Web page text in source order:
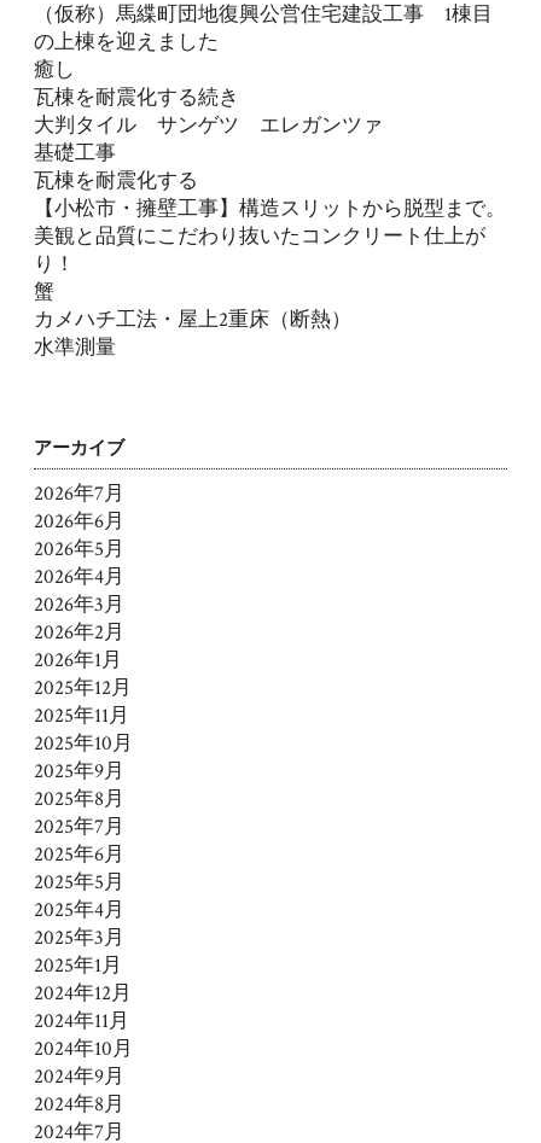
（仮称）馬緤町団地復興公営住宅建設工事 1棟目
の上棟を迎えました
癒し
瓦棟を耐震化する続き
大判タイル サンゲツ エレガンツァ
基礎工事
瓦棟を耐震化する
【小松市・擁壁工事】構造スリットから脱型まで。
美観と品質にこだわり抜いたコンクリート仕上が
り！
蟹
カメハチ工法・屋上2重床（断熱）
水準測量
アーカイブ
2026年7月
2026年6月
2026年5月
2026年4月
2026年3月
2026年2月
2026年1月
2025年12月
2025年11月
2025年10月
2025年9月
2025年8月
2025年7月
2025年6月
2025年5月
2025年4月
2025年3月
2025年1月
2024年12月
2024年11月
2024年10月
2024年9月
2024年8月
2024年7月